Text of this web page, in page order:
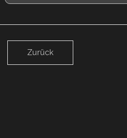
Zurück